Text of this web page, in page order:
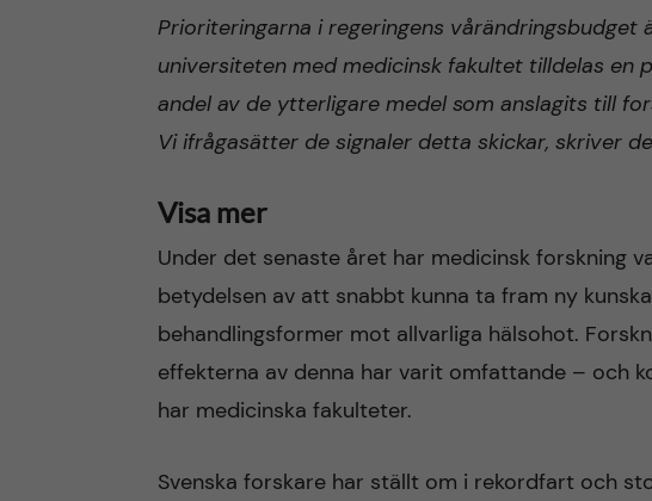
Prioriteringarna i regeringens vårändringsbudget
universiteten med medicinsk fakultet tilldelas
andel av de ytterligare medel som anslagits till
Vi ifrågasätter de signaler detta skickar, skriver
Visa mer
Under det senaste året har medicinsk forskning
betydelsen av att snabbt kunna ta fram ny
behandlingsformer mot allvarliga hälsohot.
effekterna av denna har varit omfattande – och
har medicinska fakulteter.
Svenska forskare har ställt om i rekordfart och